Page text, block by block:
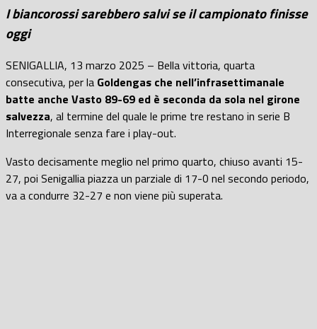
I biancorossi sarebbero salvi se il campionato finisse
oggi
SENIGALLIA, 13 marzo 2025 – Bella vittoria, quarta
consecutiva, per la Goldengas che nell’infrasettimanale
batte anche Vasto 89-69 ed è seconda da sola nel girone
salvezza, al termine del quale le prime tre restano in serie B
Interregionale senza fare i play-out.
Vasto decisamente meglio nel primo quarto, chiuso avanti 15-
27, poi Senigallia piazza un parziale di 17-0 nel secondo periodo,
va a condurre 32-27 e non viene più superata.